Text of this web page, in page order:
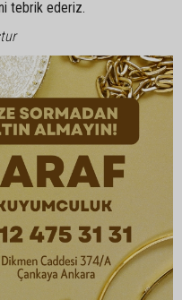
tebrik ederiz.